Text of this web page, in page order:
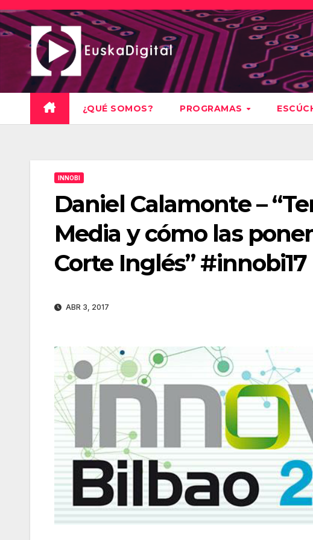
Saltar
al
contenido
¿QUÉ SOMOS? PROGRAMAS
INNOBI
Daniel Calamonte –
Media y cómo las
Corte Inglés” #innobi17
ABR 3, 2017